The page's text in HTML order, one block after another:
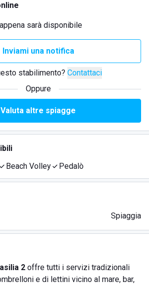
sarà disponibile
Inviami una notifica
stabilimento? Contattaci
Oppure
Valuta altre spiagge
Beach Volley Pedalò
Spiaggia
2 offre tutti i servizi tradizionali
e di lettini vicino al mare, bar,